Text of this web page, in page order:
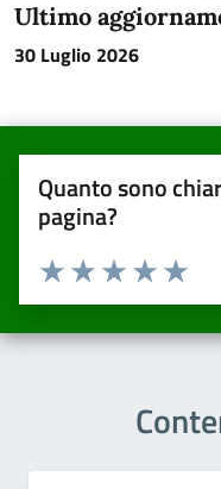
Ultimo
30 Luglio 2026
Quanto sono
pagina?
Valuta da 1 a 5 stelle la
Valuta
Valuta 4
Valuta 3 stelle
Valuta 2 stelle su
Valuta una stella su 5